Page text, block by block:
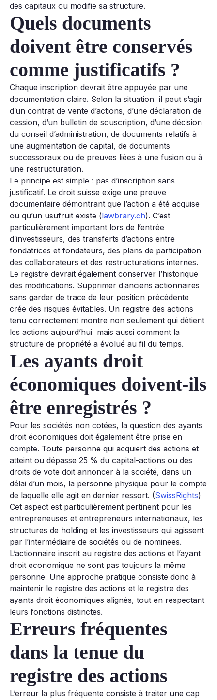
des capitaux ou modifie sa structure.
Quels documents
doivent être conservés
comme justificatifs ?
Chaque inscription devrait être appuyée par une
documentation claire. Selon la situation, il peut s’agir
d’un contrat de vente d’actions, d’une déclaration de
cession, d’un bulletin de souscription, d’une décision
du conseil d’administration, de documents relatifs à
une augmentation de capital, de documents
successoraux ou de preuves liées à une fusion ou à
une restructuration.
Le principe est simple : pas d’inscription sans
justificatif. Le droit suisse exige une preuve
documentaire démontrant que l’action a été acquise
ou qu’un usufruit existe (lawbrary.ch). C’est
particulièrement important lors de l’entrée
d’investisseurs, des transferts d’actions entre
fondatrices et fondateurs, des plans de participation
des collaborateurs et des restructurations internes.
Le registre devrait également conserver l’historique
des modifications. Supprimer d’anciens actionnaires
sans garder de trace de leur position précédente
crée des risques évitables. Un registre des actions
tenu correctement montre non seulement qui détient
les actions aujourd’hui, mais aussi comment la
structure de propriété a évolué au fil du temps.
Les ayants droit
économiques doivent-ils
être enregistrés ?
Pour les sociétés non cotées, la question des ayants
droit économiques doit également être prise en
compte. Toute personne qui acquiert des actions et
atteint ou dépasse 25 % du capital-actions ou des
droits de vote doit annoncer à la société, dans un
délai d’un mois, la personne physique pour le compte
de laquelle elle agit en dernier ressort. (SwissRights)
Cet aspect est particulièrement pertinent pour les
entrepreneuses et entrepreneurs internationaux, les
structures de holding et les investisseurs qui agissent
par l’intermédiaire de sociétés ou de nominees.
L’actionnaire inscrit au registre des actions et l’ayant
droit économique ne sont pas toujours la même
personne. Une approche pratique consiste donc à
maintenir le registre des actions et le registre des
ayants droit économiques alignés, tout en respectant
leurs fonctions distinctes.
Erreurs fréquentes
dans la tenue du
registre des actions
L’erreur la plus fréquente consiste à traiter une cap